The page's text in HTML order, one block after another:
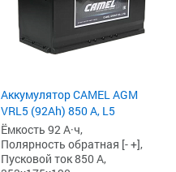
Аккумулятор CAMEL AGM
VRL5 (92Ah) 850 А, L5
Ёмкость 92 А·ч,
Полярность обратная [- +],
Пусковой ток 850 А,